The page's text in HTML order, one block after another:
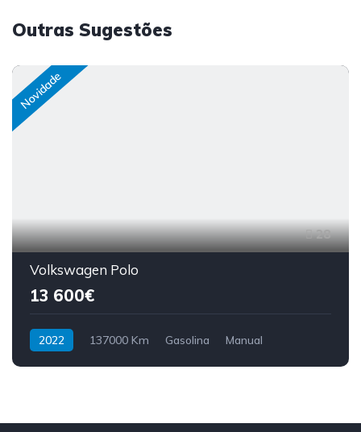
Outras Sugestões
Novidade
28
Volkswagen Polo
13 600€
2022 137000 Km Gasolina Manual